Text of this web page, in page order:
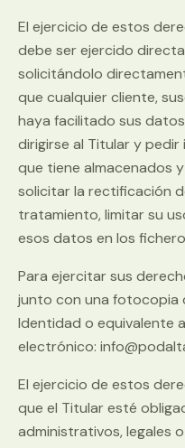
El ejercicio de estos
debe ser ejercido
solicitándolo
que cualquier cliente,
haya facilitado sus
dirigirse al Titular y
que tiene almacenados
solicitar la rectificación
tratamiento, limitar su
esos datos en los
Para ejercitar sus
junto con una fotocopia
Identidad o equivalente
electrónico:
El ejercicio de estos
que el Titular esté
administrativos, legales